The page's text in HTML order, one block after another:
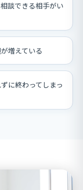
談できる相手がい
増えている
に終わってしまっ